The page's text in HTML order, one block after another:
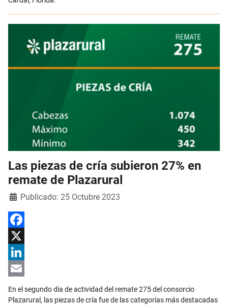
Las piezas de cría subieron 27% en
remate de Plazarural
DetallesPublicado: 25 Octubre 2023
Facebook
X
LinkedIn
Email
En el segundo día de actividad del remate 275 del consorcio
Plazarural, las piezas de cría fue de las categorías más destacadas